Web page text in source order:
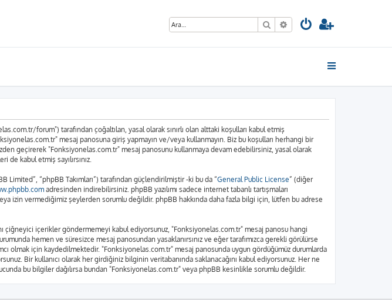
Ara Gelişmiş arama
forum") tarafından çoğaltılan, yasal olarak sınırlı olan alttaki koşulları kabul etmiş
mesaj panosuna giriş yapmayın ve/veya kullanmayın. Biz bu koşulları herhangi bir
geçirerek "Fonksiyonelas.com.tr" mesaj panosunu kullanmaya devam edebilirsiniz, yasal olarak
de kabul etmiş sayılırsınız.
Limited”, “phpBB Takımları”) tarafından güçlendirilmiştir -ki bu da “General Public License” (diğer
adresinden indirebilirsiniz. phpBB yazılımı sadece internet tabanlı tartışmaları
izin vermediğimiz şeylerden sorumlu değildir. phpBB hakkında daha fazla bilgi için, lütfen bu adrese
içerikler göndermemeyi kabul ediyorsunuz, "Fonksiyonelas.com.tr" mesaj panosu hangi
hemen ve süresizce mesaj panosundan yasaklanırsınız ve eğer tarafımızca gerekli görülürse
olmak için kaydedilmektedir. "Fonksiyonelas.com.tr" mesaj panosunda uygun gördüğümüz durumlarda
Bir kullanıcı olarak her girdiğiniz bilginin veritabanında saklanacağını kabul ediyorsunuz. Her ne
bu bilgiler dağılırsa bundan "Fonksiyonelas.com.tr" veya phpBB kesinlikle sorumlu değildir.